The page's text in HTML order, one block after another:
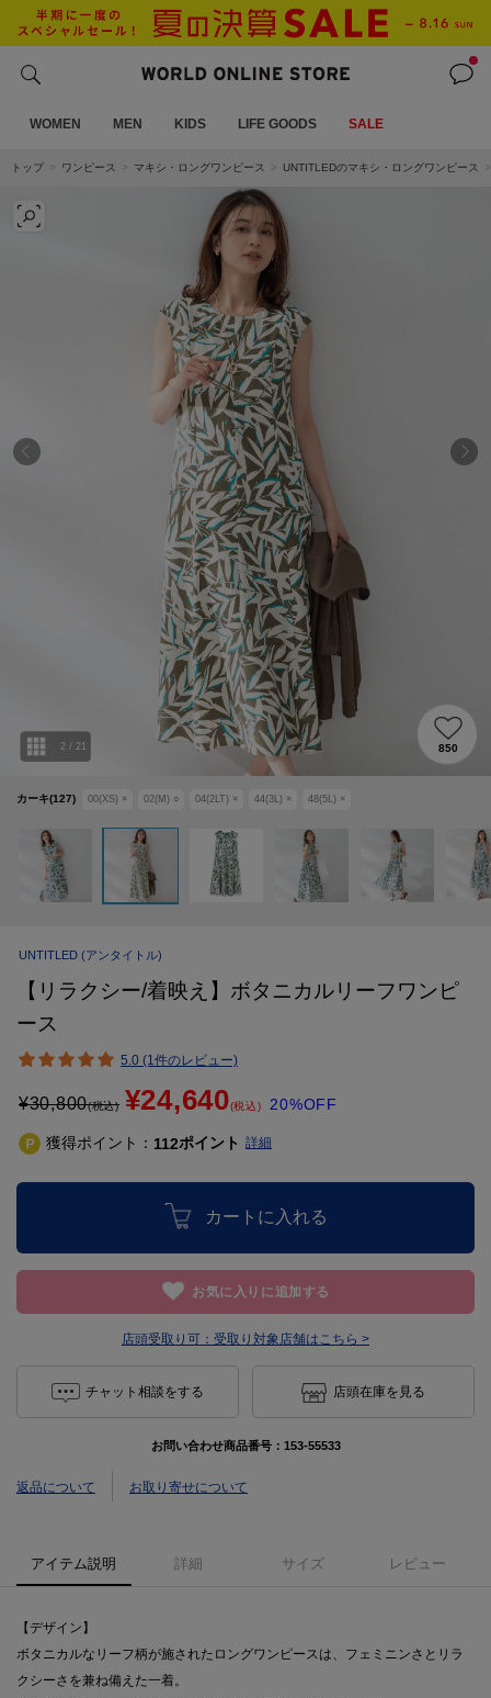
WOMEN MEN KIDS LIFE GOODS SALE
トップ ワンピース マキシ・ロングワンピース UNTITLEDのマキシ・ロングワンピース
カーキ(127) 00(XS) × 02(M) ○ 04(2LT) × 44(3L) × 48(5L) ×
2 / 21 850
UNTITLED (アンタイトル)
【リラクシー/着映え】ボタニカルリーフワンピ
ース
5.0 (1件のレビュー)
¥30,800(税込) ¥24,640(税込) 20%OFF
獲得ポイント： 112ポイント 詳細
カートに入れる
お気に入りに追加する
店頭受取り可： 受取り対象店舗はこちら >
チャット相談をする 店頭在庫を見る
お問い合わせ商品番号： 153-55533
返品について お取り寄せについて
アイテム説明 詳細 サイズ レビュー
【デザイン】
ボタニカルなリーフ柄が施されたロングワンピースは、フェミニンさとリラ
クシーさを兼ね備えた一着。